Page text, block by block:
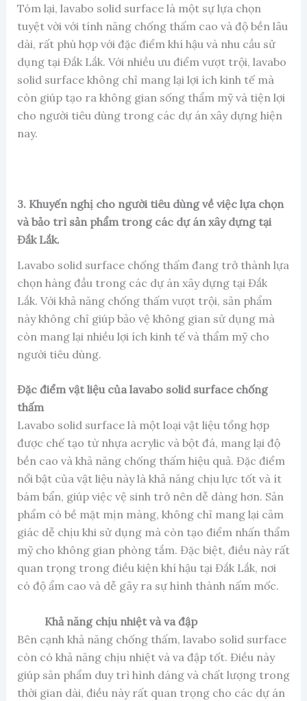
Tóm lại, lavabo solid surface là một sự lựa chọn
tuyệt vời với tính năng chống thấm cao và độ bền lâu
dài, rất phù hợp với đặc điểm khí hậu và nhu cầu sử
dụng tại Đắk Lắk. Với nhiều ưu điểm vượt trội, lavabo
solid surface không chỉ mang lại lợi ích kinh tế mà
còn giúp tạo ra không gian sống thẩm mỹ và tiện lợi
cho người tiêu dùng trong các dự án xây dựng hiện
nay.
3. Khuyến nghị cho người tiêu dùng về việc lựa chọn
và bảo trì sản phẩm trong các dự án xây dựng tại
Đắk Lắk.
Lavabo solid surface chống thấm đang trở thành lựa
chọn hàng đầu trong các dự án xây dựng tại Đắk
Lắk. Với khả năng chống thấm vượt trội, sản phẩm
này không chỉ giúp bảo vệ không gian sử dụng mà
còn mang lại nhiều lợi ích kinh tế và thẩm mỹ cho
người tiêu dùng.
Đặc điểm vật liệu của lavabo solid surface chống
thấm
Lavabo solid surface là một loại vật liệu tổng hợp
được chế tạo từ nhựa acrylic và bột đá, mang lại độ
bền cao và khả năng chống thấm hiệu quả. Đặc điểm
nổi bật của vật liệu này là khả năng chịu lực tốt và ít
bám bẩn, giúp việc vệ sinh trở nên dễ dàng hơn. Sản
phẩm có bề mặt mịn màng, không chỉ mang lại cảm
giác dễ chịu khi sử dụng mà còn tạo điểm nhấn thẩm
mỹ cho không gian phòng tắm. Đặc biệt, điều này rất
quan trọng trong điều kiện khí hậu tại Đắk Lắk, nơi
có độ ẩm cao và dễ gây ra sự hình thành nấm mốc.
Khả năng chịu nhiệt và va đập
Bên cạnh khả năng chống thấm, lavabo solid surface
còn có khả năng chịu nhiệt và va đập tốt. Điều này
giúp sản phẩm duy trì hình dáng và chất lượng trong
thời gian dài, điều này rất quan trọng cho các dự án